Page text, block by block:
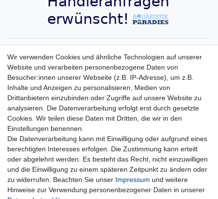
Aquaristik-Paradies Newsletter
E-MAIL **
Newsletter
Honig
Hiermit bestätige ich, dass ich dieDaten­schutz­erklärunggelesen habe. Meine
Einwilligung kann ich jederzeit widerrufen.**
** Hierbei handelt es sich um ein Pflichtfeld.
Impressum Daten­schutz­erklärung AGB
Wir verwenden Cookies und ähnliche Technologien auf unserer
Website und verarbeiten personenbezogene Daten von
Besucher:innen unserer Webseite (z.B. IP-Adresse), um z.B.
Inhalte und Anzeigen zu personalisieren, Medien von
Drittanbietern einzubinden oder Zugriffe auf unsere Website zu
analysieren. Die Datenverarbeitung erfolgt erst durch gesetzte
Cookies. Wir teilen diese Daten mit Dritten, die wir in den
Einstellungen benennen.
Die Datenverarbeitung kann mit Einwilligung oder aufgrund eines
berechtigten Interesses erfolgen. Die Zustimmung kann erteilt
oder abgelehnt werden. Es besteht das Recht, nicht einzuwilligen
und die Einwilligung zu einem späteren Zeitpunkt zu ändern oder
zu widerrufen. Beachten Sie unser Impressum und weitere
Hinweise zur Verwendung personenbezogener Daten in unserer